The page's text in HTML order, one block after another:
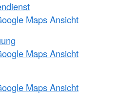
Maps Ansicht
Maps Ansicht
Maps Ansicht